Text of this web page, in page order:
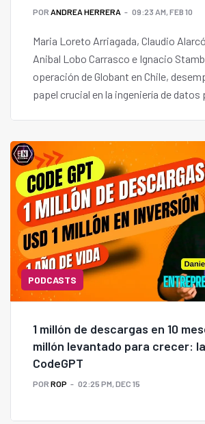
POR ANDREA HERRERA 09:23 AM, FEB 10
Maria Loreto Arriagada, Claudio Alarcón, Rodolfo
Anibal Lobo Carrasco e Ignacio
operación de Globant en Chile,
papel crucial en la ingeniería de datos
PODCASTS
1 millón de descargas en 10
millón levantado para crecer:
CodeGPT
POR ROP 02:25 PM, DEC 15